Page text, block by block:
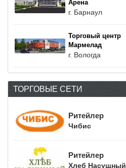
Арена
г. Барнаул
Торговый центр
Мармелад
г. Вологда
ТОРГОВЫЕ СЕТИ
Ритейлер
Чибис
Ритейлер
Хлеб Насущный